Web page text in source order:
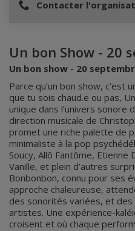
Contacter
Un bon Show - 20
Un bon show - 20
Parce qu’un bon show, c’est
que tu sois chaud.e ou pas,
unique dans l’univers sonore
direction musicale de
promet une riche palette de
minimaliste à la pop
Soucy, Allô Fantôme, Etienne
Vanille, et plein d’autres
Bonbonbon, connu pour ses
approche chaleureuse,
des sonorités variées, et
artistes. Une expérience-
croisent et où chaque